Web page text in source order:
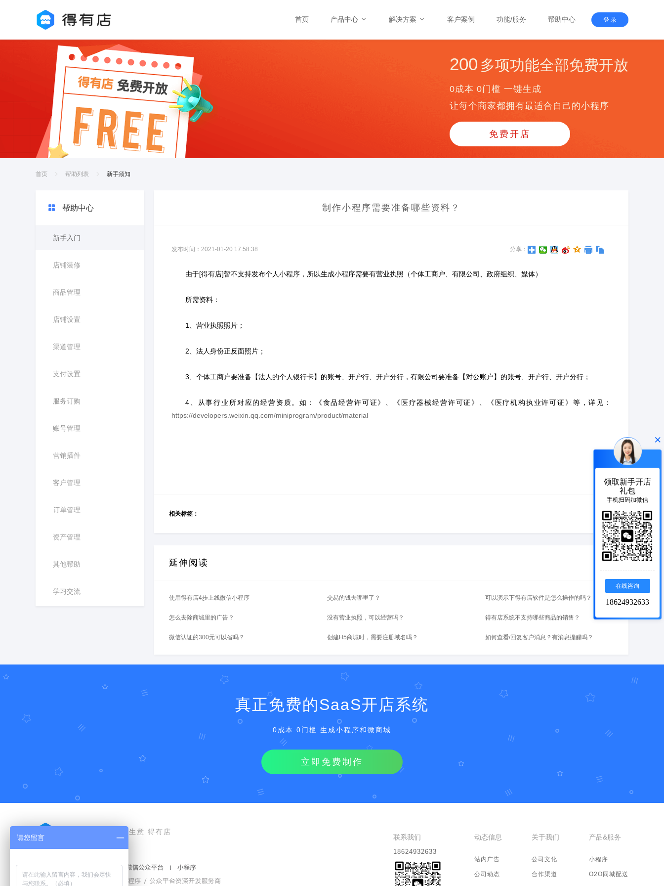
首页 产品中心 解决方案 客户案例 功能/服务 帮助中心 登 录
200 多项功能全部免费开放
0成本 0门槛 一键生成
让每个商家都拥有最适合自己的小程序
免费开店
首页 帮助列表 新手须知
帮助中心
新手入门
店铺装修
商品管理
店铺设置
渠道管理
支付设置
服务订购
账号管理
营销插件
客户管理
订单管理
资产管理
其他帮助
学习交流
制作小程序需要准备哪些资料？
发布时间：2021-01-20 17:58:38 分享：
由于[得有店]暂不支持发布个人小程序，所以生成小程序需要有营业执照（个体工商户、有限公司、政府组织、媒体）
所需资料：
1、营业执照照片；
2、法人身份正反面照片；
3、个体工商户要准备【法人的个人银行卡】的账号、开户行、开户分行，有限公司要准备【对公账户】的账号、开户行、开户分行；
4、从事行业所对应的经营资质。如：《食品经营许可证》、《医疗器械经营许可证》、《医疗机构执业许可证》等，详见：
https://developers.weixin.qq.com/miniprogram/product/material
相关标签：
延伸阅读
使用得有店4步上线微信小程序 交易的钱去哪里了？ 可以演示下得有店软件是怎么操作的吗？
怎么去除商城里的广告？ 没有营业执照，可以经营吗？ 得有店系统不支持哪些商品的销售？
微信认证的300元可以省吗？ 创建H5商城时，需要注册域名吗？ 如何查看/回复客户消息？有消息提醒吗？
真正免费的SaaS开店系统
0成本 0门槛 生成小程序和微商城
立即免费制作
好生意 得有店
联系我们
18624932633
动态信息
站内广告
公司动态
关于我们
公司文化
合作渠道
产品&服务
小程序
O2O同城配送
×
领取新手开店
礼包
手机扫码加微信
在线咨询
18624932633
请您留言